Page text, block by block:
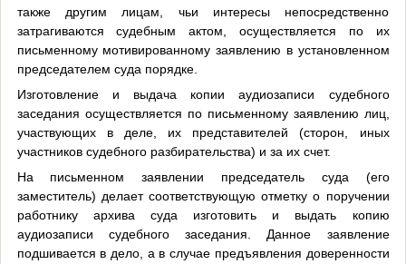
также другим лицам, чьи интересы непосредственно
затрагиваются судебным актом, осуществляется по их
письменному мотивированному заявлению в установленном
председателем суда порядке.
Изготовление и выдача копии аудиозаписи судебного
заседания осуществляется по письменному заявлению лиц,
участвующих в деле, их представителей (сторон, иных
участников судебного разбирательства) и за их счет.
На письменном заявлении председатель суда (его
заместитель) делает соответствующую отметку о поручении
работнику архива суда изготовить и выдать копию
аудиозаписи судебного заседания. Данное заявление
подшивается в дело, а в случае предъявления доверенности